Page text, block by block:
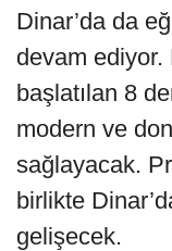
Dinar’da da
devam ediyor.
başlatılan 8
modern ve
sağlayacak.
birlikte
gelişecek.